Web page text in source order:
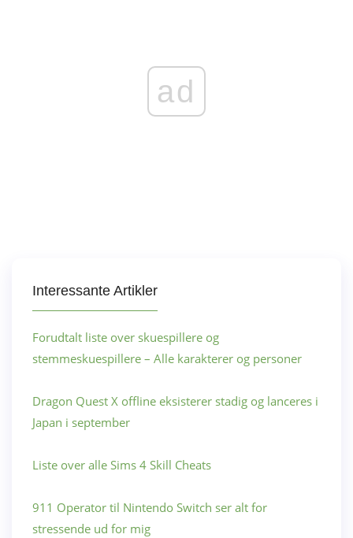
ad
Interessante Artikler
Forudtalt liste over skuespillere og
stemmeskuespillere – Alle karakterer og personer
Dragon Quest X offline eksisterer stadig og lanceres i
Japan i september
Liste over alle Sims 4 Skill Cheats
911 Operator til Nintendo Switch ser alt for
stressende ud for mig